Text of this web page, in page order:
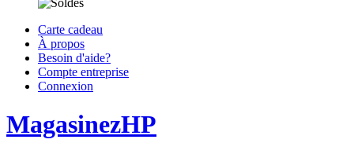
Carte cadeau
À propos
Besoin d'aide?
Compte entreprise
Connexion
MagasinezHP